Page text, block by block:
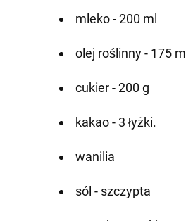
mleko - 200 ml
olej roślinny - 175 ml
cukier - 200 g
kakao - 3 łyżki.
wanilia
sól - szczypta